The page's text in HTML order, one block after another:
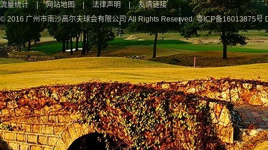
流量统计 | 网站地图 | 法律声明
友情链接
© 2016 广州市南沙高尔夫球会有限公司 All Rights Reserved.粤ICP备16013875号